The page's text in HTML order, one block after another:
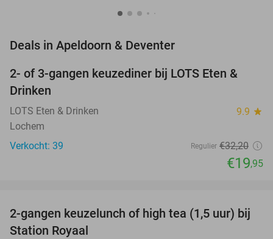
Deals in Apeldoorn & Deventer
38%
TODAY
2- of 3-gangen keuzediner bij LOTS Eten &
Drinken
LOTS Eten & Drinken 9.9 star
Lochem
Verkocht: 39
Regulier €32,20
€19,95
44%
NEW
TODAY
2-gangen keuzelunch of high tea (1,5 uur) bij
Station Royaal